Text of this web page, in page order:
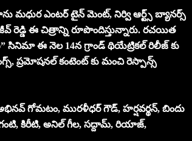
మధుర ఎంటర్ టైన్ మెంట్, నిర్వి ఆర్ట్స్ బ్యానర్స్
రెడ్డి ఈ చిత్రాన్ని రూపొందిస్తున్నారు. రచయిత
సినిమా ఈ నెల 14న గ్రాండ్ థియేట్రికల్ రిలీజ్ కు
ప్రమోషనల్ కంటెంట్ కు మంచి రెస్పాన్స్
గోమటం, మురళీధర్ గౌడ్, హర్షవర్థన్, బిందు
కిరీటి, అనిల్ గీల, సద్దామ్, రియాజ్,